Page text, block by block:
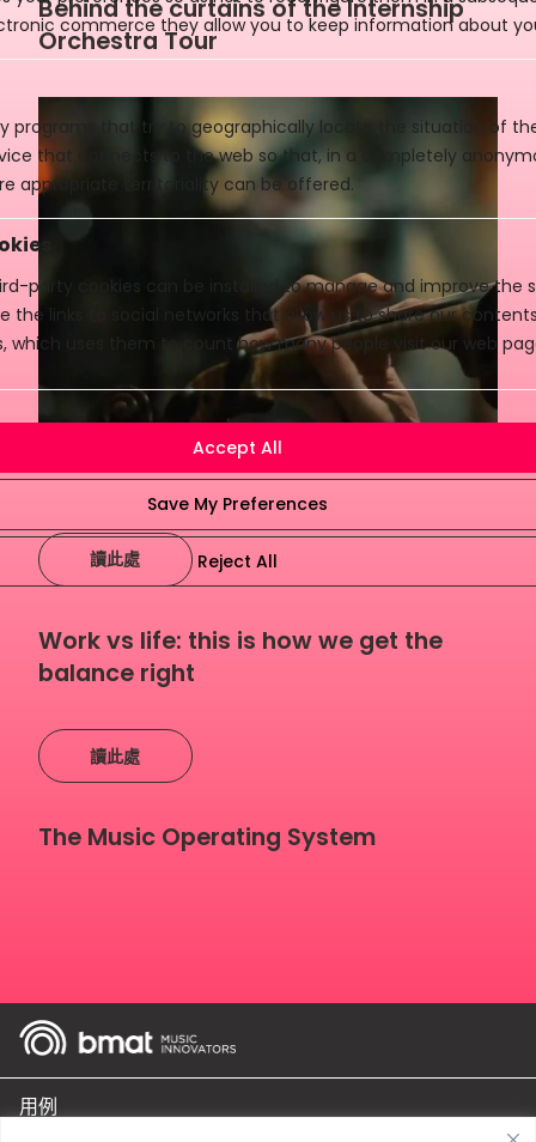
commerce they allow you to keep information about
programs that try to geographically locate the situation of
that connects to the web so that, in a completely
appropriate territoriality can be offered.
party cookies can be installed to manage and improve the
the links to social networks that allow us to share our
which uses them to count how many people visit our web
Behind the curtains of the Internship
Orchestra Tour
讀此處
Work vs life: this is how we get the
balance right
讀此處
The Music Operating System
用例